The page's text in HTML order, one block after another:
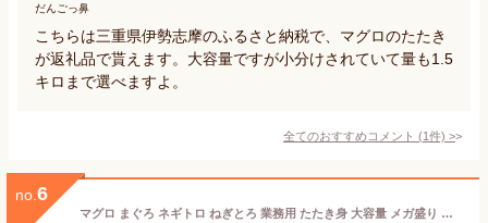
だんごっ鼻
こちらは三重県伊勢志摩のふるさと納税で、マグロのたたき
が返礼品で貰えます。大容量ですが小分けされていて量も1.5
キロまで選べますよ。
全てのおすすめコメント (1件) >
no. 6
マグロ まぐろ ネギトロ ねぎとろ 業務用 たたき身 大容量 メガ盛り 冷凍 国産マグロ限定使用 まぐろ専門店のたたき身増量版300g×5 計1.5kg 84330